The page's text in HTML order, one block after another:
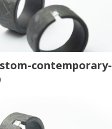
contemporary-